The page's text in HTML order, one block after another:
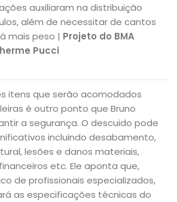
auxiliaram na distribuição
além de necessitar de cantos
mais peso | Projeto do BMA
Pucci
itens que serão acomodados
é outro ponto que Bruno
a segurança. O descuido pode
incluindo desabamento,
lesões e danos materiais,
etc. Ele aponta que,
de profissionais especializados,
as especificações técnicas do